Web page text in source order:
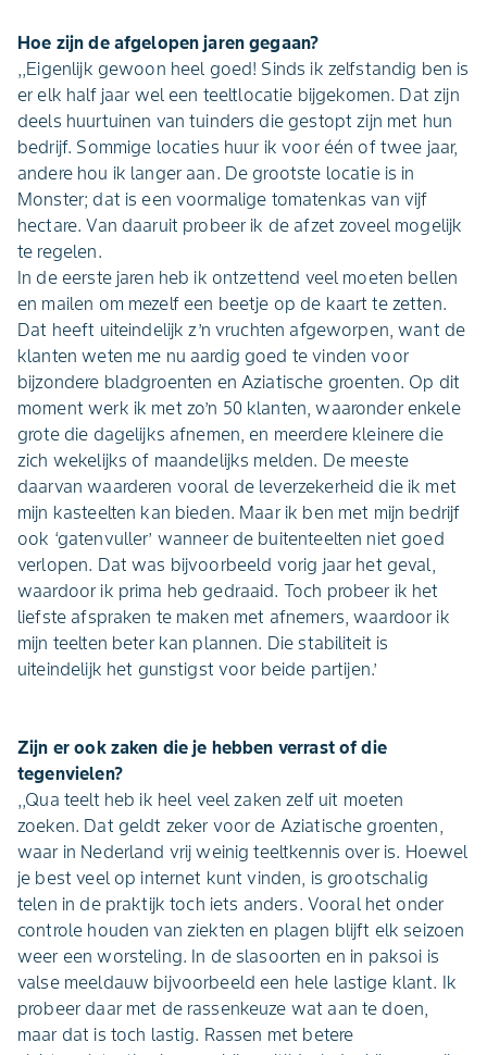
Hoe zijn de afgelopen jaren gegaan?
,,Eigenlijk gewoon heel goed! Sinds ik zelfstandig ben is
er elk half jaar wel een teeltlocatie bijgekomen. Dat zijn
deels huurtuinen van tuinders die gestopt zijn met hun
bedrijf. Sommige locaties huur ik voor één of twee jaar,
andere hou ik langer aan. De grootste locatie is in
Monster; dat is een voormalige tomatenkas van vijf
hectare. Van daaruit probeer ik de afzet zoveel mogelijk
te regelen.
In de eerste jaren heb ik ontzettend veel moeten bellen
en mailen om mezelf een beetje op de kaart te zetten.
Dat heeft uiteindelijk z’n vruchten afgeworpen, want de
klanten weten me nu aardig goed te vinden voor
bijzondere bladgroenten en Aziatische groenten. Op dit
moment werk ik met zo’n 50 klanten, waaronder enkele
grote die dagelijks afnemen, en meerdere kleinere die
zich wekelijks of maandelijks melden. De meeste
daarvan waarderen vooral de leverzekerheid die ik met
mijn kasteelten kan bieden. Maar ik ben met mijn bedrijf
ook ‘gatenvuller’ wanneer de buitenteelten niet goed
verlopen. Dat was bijvoorbeeld vorig jaar het geval,
waardoor ik prima heb gedraaid. Toch probeer ik het
liefste afspraken te maken met afnemers, waardoor ik
mijn teelten beter kan plannen. Die stabiliteit is
uiteindelijk het gunstigst voor beide partijen.’
Zijn er ook zaken die je hebben verrast of die
tegenvielen?
,,Qua teelt heb ik heel veel zaken zelf uit moeten
zoeken. Dat geldt zeker voor de Aziatische groenten,
waar in Nederland vrij weinig teeltkennis over is. Hoewel
je best veel op internet kunt vinden, is grootschalig
telen in de praktijk toch iets anders. Vooral het onder
controle houden van ziekten en plagen blijft elk seizoen
weer een worsteling. In de slasoorten en in paksoi is
valse meeldauw bijvoorbeeld een hele lastige klant. Ik
probeer daar met de rassenkeuze wat aan te doen,
maar dat is toch lastig. Rassen met betere